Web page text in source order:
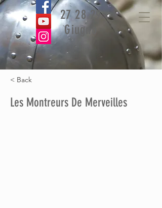
27 28 29
Giugno
< Back
Les Montreurs De Merveilles